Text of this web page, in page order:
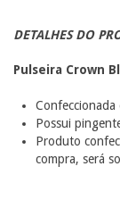
DETALHES DO
Pulseira Crown
Confeccionada
Possui
Produto
compra, será